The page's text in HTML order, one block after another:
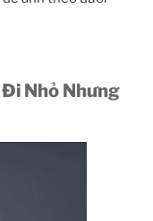
Nhỏ Nhưng